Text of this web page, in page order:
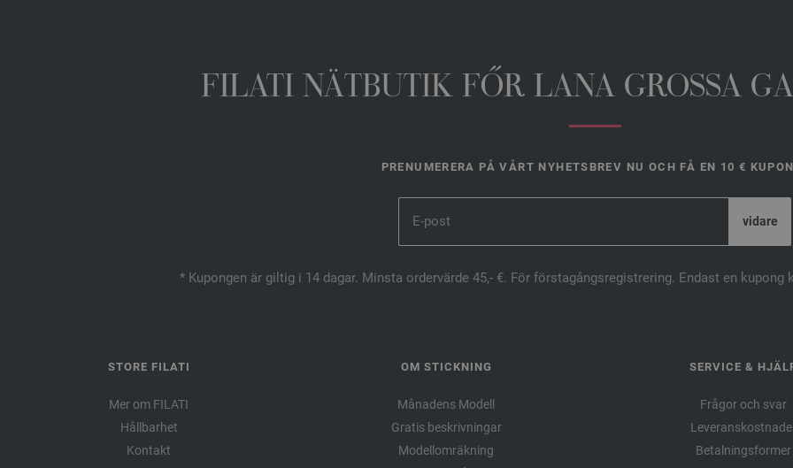
FILATI NÄTBUTIK FŐR LANA GROSSA
PRENUMERERA PÅ VÅRT NYHETSBREV NU OCH FÅ EN 10 €
* Kupongen är giltig i 14 dagar. Minsta ordervärde 45,- €. För förstagångsregistrering. Endast en
STORE FILATI
Mer om FILATI
Hållbarhet
Kontakt
OM STICKNING
Månadens Modell
Gratis beskrivningar
Modellomräkning
SERVICE &
Frågor och svar
Betalningsformer